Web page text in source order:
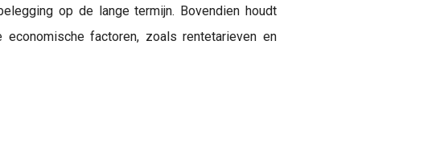
op de lange termijn. Bovendien houdt
factoren, zoals rentetarieven en